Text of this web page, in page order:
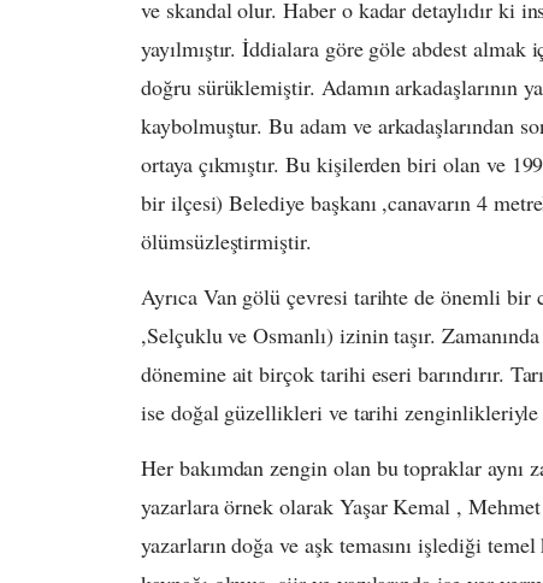
ve skandal olur. Haber o kadar detaylıdır ki
yayılmıştır. İddialara göre göle abdest almak
doğru sürüklemiştir. Adamın arkadaşlarının
kaybolmuştur. Bu adam ve arkadaşlarından
ortaya çıkmıştır. Bu kişilerden biri olan ve
bir ilçesi) Belediye başkanı ,canavarın 4
ölümsüzleştirmiştir.
Ayrıca Van gölü çevresi tarihte de önemli
,Selçuklu ve Osmanlı) izinin taşır.
dönemine ait birçok tarihi eseri barındırır.
ise doğal güzellikleri ve tarihi
Her bakımdan zengin olan bu topraklar aynı
yazarlara örnek olarak Yaşar Kemal ,
yazarların doğa ve aşk temasını işlediği